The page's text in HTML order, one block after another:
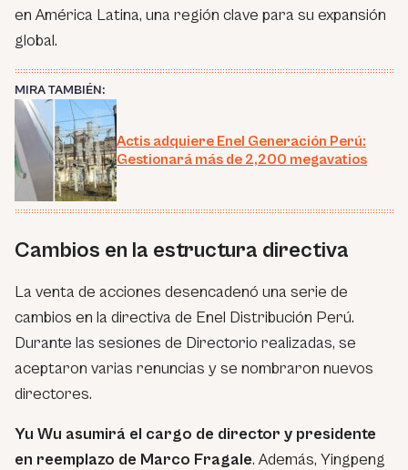
en América Latina, una región clave para su expansión
global.
MIRA TAMBIÉN:
Actis adquiere Enel Generación Perú:
Gestionará más de 2,200 megavatios
Cambios en la estructura directiva
La venta de acciones desencadenó una serie de
cambios en la directiva de Enel Distribución Perú.
Durante las sesiones de Directorio realizadas, se
aceptaron varias renuncias y se nombraron nuevos
directores.
Yu Wu asumirá el cargo de director y presidente
en reemplazo de Marco Fragale. Además, Yingpeng